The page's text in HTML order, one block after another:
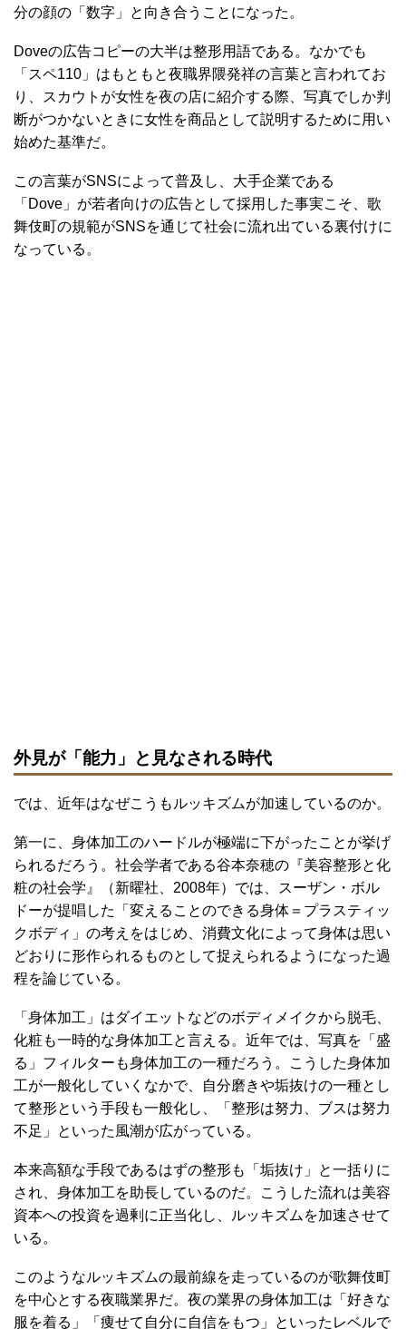
分の顔の「数字」と向き合うことになった。
Doveの広告コピーの大半は整形用語である。なかでも
「スペ110」はもともと夜職界隈発祥の言葉と言われてお
り、スカウトが女性を夜の店に紹介する際、写真でしか判
断がつかないときに女性を商品として説明するために用い
始めた基準だ。
この言葉がSNSによって普及し、大手企業である
「Dove」が若者向けの広告として採用した事実こそ、歌
舞伎町の規範がSNSを通じて社会に流れ出ている裏付けに
なっている。
外見が「能力」と見なされる時代
では、近年はなぜこうもルッキズムが加速しているのか。
第一に、身体加工のハードルが極端に下がったことが挙げ
られるだろう。社会学者である谷本奈穂の『美容整形と化
粧の社会学』（新曜社、2008年）では、スーザン・ボル
ドーが提唱した「変えることのできる身体＝プラスティッ
クボディ」の考えをはじめ、消費文化によって身体は思い
どおりに形作られるものとして捉えられるようになった過
程を論じている。
「身体加工」はダイエットなどのボディメイクから脱毛、
化粧も一時的な身体加工と言える。近年では、写真を「盛
る」フィルターも身体加工の一種だろう。こうした身体加
工が一般化していくなかで、自分磨きや垢抜けの一種とし
て整形という手段も一般化し、「整形は努力、ブスは努力
不足」といった風潮が広がっている。
本来高額な手段であるはずの整形も「垢抜け」と一括りに
され、身体加工を助長しているのだ。こうした流れは美容
資本への投資を過剰に正当化し、ルッキズムを加速させて
いる。
このようなルッキズムの最前線を走っているのが歌舞伎町
を中心とする夜職業界だ。夜の業界の身体加工は「好きな
服を着る」「痩せて自分に自信をもつ」といったレベルで